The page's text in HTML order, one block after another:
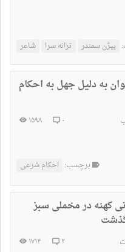
بیژن سمندر ترانه سرا شاعر
به دلیل جهل به احکام
۰ ۱۵۹۸
برچسب: احکام شرعی
کهنه در مخملی سبز
۲ ۱۷۱۴